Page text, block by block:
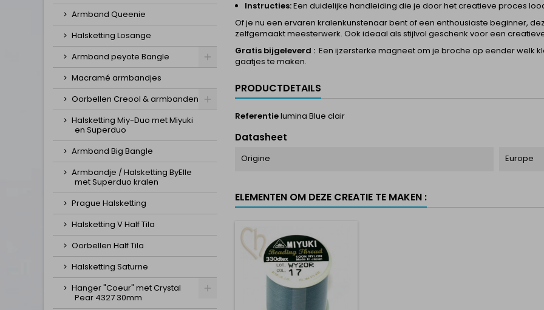
Armband Queenie
Halsketting Losange
Armband peyote Bangle
Macramé armbandjes
Oorbellen Creool & armbanden
Halsketting Miy-Duo met Miyuki
en Superduo
Armband Big Bangle
Armbandje / Halsketting ByElle
met Superduo kralen
Prague Halsketting
Halsketting V Half Tila
Oorbellen Half Tila
Halsketting Saturne
Hanger "Coeur" met Crystal
Pear 4327 30mm
Instructies:Een duidelijke handleiding die je door het creatieve proces
Of je nu een ervaren kralenkunstenaar bent of een enthousiaste beginner,
zelfgemaakt meesterwerk. Ook ideaal als stijlvol geschenk voor een
Gratis bijgeleverd : Een ijzersterke magneet om je broche op eender welk
gaatjes te maken.
PRODUCTDETAILS
Referentielumina Blue clair
Datasheet
Origine Europe
ELEMENTEN OM DEZE CREATIE TE MAKEN :